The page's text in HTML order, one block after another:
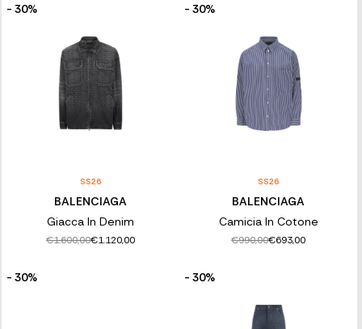
- 30%
SS26
BALENCIAGA
Giacca In Denim
€1.600,00€1.120,00
- 30%
SS26
BALENCIAGA
Camicia In Cotone
€990,00€693,00
- 30% - 30%